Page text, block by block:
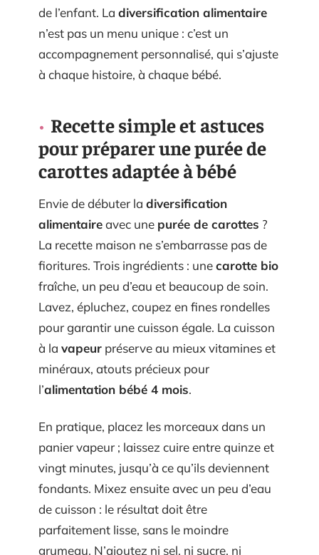
de l’enfant. La diversification alimentaire
n’est pas un menu unique : c’est un
accompagnement personnalisé, qui s’ajuste
à chaque histoire, à chaque bébé.
Recette simple et astuces
pour préparer une purée de
carottes adaptée à bébé
Envie de débuter la diversification
alimentaireavec une purée de carottes ?
La recette maison ne s’embarrasse pas de
fioritures. Trois ingrédients : unecarotte bio
fraîche, un peu d’eau et beaucoup de soin.
Lavez, épluchez, coupez en fines rondelles
pour garantir une cuisson égale. La cuisson
à la vapeur préserve au mieux vitamines et
minéraux, atouts précieux pour
l’alimentation bébé 4 mois.
En pratique, placez les morceaux dans un
panier vapeur ; laissez cuire entre quinze et
vingt minutes, jusqu’à ce qu’ils deviennent
fondants. Mixez ensuite avec un peu d’eau
de cuisson : le résultat doit être
parfaitement lisse, sans le moindre
grumeau. N’ajoutez ni sel, ni sucre, ni